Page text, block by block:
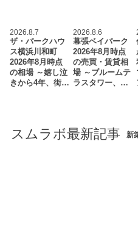
2026.8.7
ザ・パークハウ
ス横浜川和町
2026年8月時点
の相場 ～嬉し泣
きから4年、街…
2026.8.6
幕張ベイパーク
2026年8月時点
の売買・賃貸相
場 ～ブルームテ
ラスタワー、…
スムラボ最新記事 新